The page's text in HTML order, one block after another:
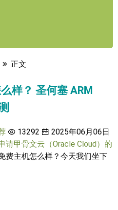
正文
样？ 圣何塞 ARM
13292
2025年06月06日
请甲骨文云（Oracle Cloud）的
费主机怎么样？今天我们坐下